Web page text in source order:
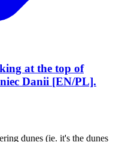
at the top of
Danii [EN/PL].
dunes (ie. it's the dunes